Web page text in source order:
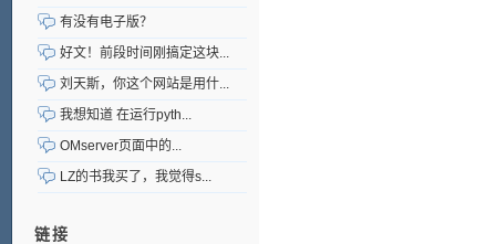
有没有电子版？
好文！前段时间刚搞定这块...
刘天斯，你这个网站是用什...
我想知道 在运行pyth...
OMserver页面中的...
LZ的书我买了，我觉得s...
链接